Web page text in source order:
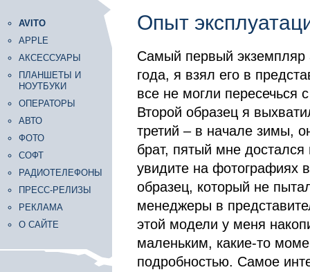
AVITO
APPLE
АКСЕССУАРЫ
ПЛАНШЕТЫ И
НОУТБУКИ
ОПЕРАТОРЫ
АВТО
ФОТО
СОФТ
РАДИОТЕЛЕФОНЫ
ПРЕСС-РЕЛИЗЫ
РЕКЛАМА
О САЙТЕ
Опыт
Самый первый экземпляр
года, я взял его в
все не могли пересечься
Второй образец я
третий – в начале зимы,
брат, пятый мне достался
увидите на фотографиях
образец, который не
менеджеры в
этой модели у меня
маленьким, какие-то
подробностью. Самое